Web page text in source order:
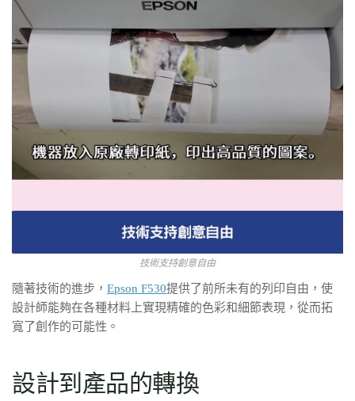
技術支持創意自由
隨著技術的進步， Epson F530提供了前所未有的列印自由，使
設計師能夠在各種材料上實現精確的色彩和細節表現，從而拓
寬了創作的可能性。
設計到產品的轉換